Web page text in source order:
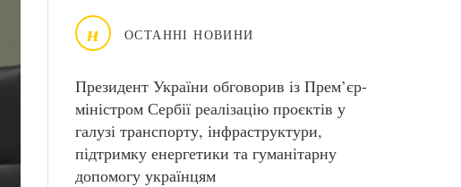
н ОСТАННІ НОВИНИ
Президент України обговорив із Прем’єр-
міністром Сербії реалізацію проєктів у
галузі транспорту, інфраструктури,
підтримку енергетики та гуманітарну
допомогу українцям